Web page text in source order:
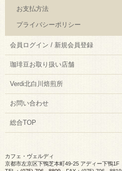
お支払方法
プライバシーポリシー
会員ログイン / 新規会員登録
珈琲豆お取り扱い店舗
Verdi北白川焙煎所
お問い合わせ
総合TOP
カフェ・ヴェルディ
京都市左京区下鴨芝本町49-25 アディー下鴨1F